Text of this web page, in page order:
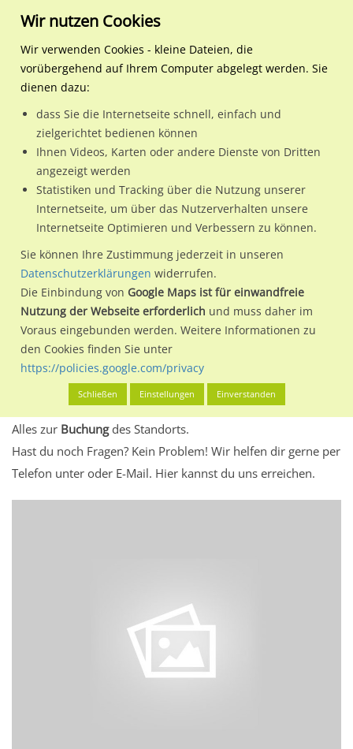
Regionale Plakatwerbung Niedersachsen
Fürstenau, Stadt
Parkstr. (B 214) /
49584 / Fürstenau, Stadt / Innenstadt
Nutze günstige Werbemöglichkeiten am Standort Parkstr. (B
214) / Feldkamp 1 VSim Ortsteil Innenstadt)in Fürstenau,
Stadt.
Wir erheben für jede unserer Werbeflächen individuelle und
aktuelleStandortinformationenundLeistungswerte. Damit
kannst du dich schon vor der Buchung im Detail über den
Standort, seine Reichweite und Werbewirkung sowie
eventuelle Beschränkungen in den zugelassenen
Werbeinhalten informieren.
Alles klar? Dann findest du direkt im unteren Teil dieser Seite
Alles zur Buchungdes Standorts.
Hast du noch Fragen? Kein Problem! Wir helfen dir gerne per
Telefon unter oder E-Mail. Hier kannst du uns erreichen.
Wir nutzen Cookies
Wir verwenden Cookies - kleine Dateien, die
vorübergehend auf Ihrem Computer abgelegt werden. Sie
dienen dazu:
dass Sie die Internetseite schnell, einfach und
zielgerichtet bedienen können
Ihnen Videos, Karten oder andere Dienste von Dritten
angezeigt werden
Statistiken und Tracking über die Nutzung unserer
Internetseite, um über das Nutzerverhalten unsere
Internetseite Optimieren und Verbessern zu können.
Sie können Ihre Zustimmung jederzeit in unseren
Datenschutzerklärungen widerrufen.
Die Einbindung von Google Maps ist für einwandfreie
Nutzung der Webseite erforderlich und muss daher im
Voraus eingebunden werden. Weitere Informationen zu
den Cookies finden Sie unter
https://policies.google.com/privacy
Schließen Einstellungen Einverstanden